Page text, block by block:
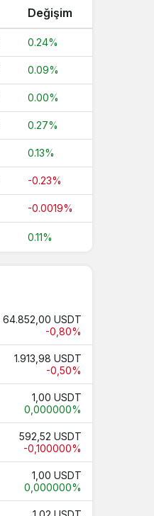
Değişim
0.24%
0.09%
0.00%
0.27%
0.13%
-0.23%
-0.0019%
0.11%
64.852,00 USDT
-0,80%
1.913,98 USDT
-0,50%
1,00 USDT
0,000000%
592,52 USDT
-0,100000%
1,00 USDT
0,000000%